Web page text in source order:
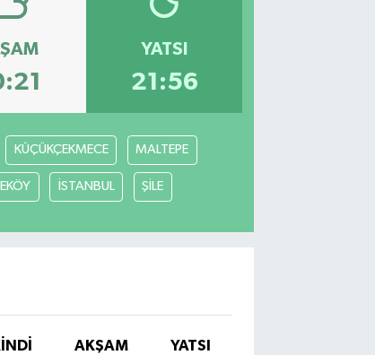
YATSI
21:56
KÜÇÜKÇEKMECE MALTEPE
İSTANBUL ŞİLE
AKŞAM
YATSI